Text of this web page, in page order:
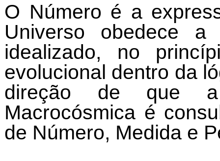
O Número é a
Universo obedece a
idealizado, no
evolucional dentro da
direção de que a
Macrocósmica é
de Número, Medida e